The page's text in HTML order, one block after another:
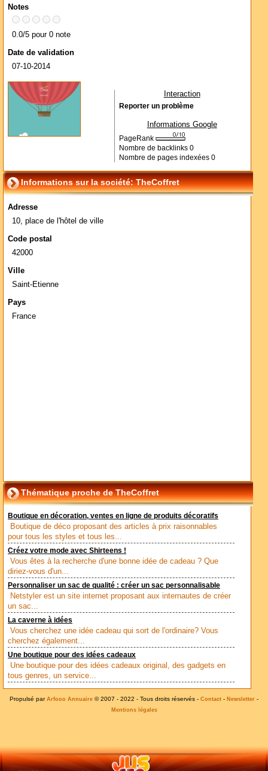
Notes
0.0/5 pour 0 note
Date de validation
07-10-2014
Interaction
Reporter un problème
Informations Google
PageRank
Nombre de backlinks 0
Nombre de pages indexées 0
Informations sur la société: TheCoffret
Adresse
10, place de l'hôtel de ville
Code postal
42000
Ville
Saint-Etienne
Pays
France
Thématique proche de TheCoffret
Boutique en décoration, ventes en ligne de produits décoratifs
Boutique de déco proposant des articles à prix raisonnables
pour tous les styles et tous les...
Créez votre mode avec Shirteens !
Vous êtes à la recherche d'une bonne idée de cadeau ? Que
diriez-vous d'un...
Personnaliser un sac de qualité : créer un sac personnalisable
Netstyler est un site internet proposant aux internautes de créer
un sac...
La caverne à idées
Vous cherchez une idée cadeau qui sort de l'ordinaire? Vous
cherchez également...
Une boutique pour des idées cadeaux
Une boutique pour des idées cadeaux original, des gadgets en
tous genres, un service...
Propulsé par Arfooo Annuaire © 2007 - 2022 - Tous droits réservés - Contact - Newsletter -
Mentions légales